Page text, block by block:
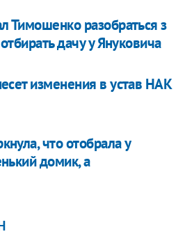
Тимошенко разобраться з
дачу у Януковича
изменения в устав НАК
что отобрала у
домик, а